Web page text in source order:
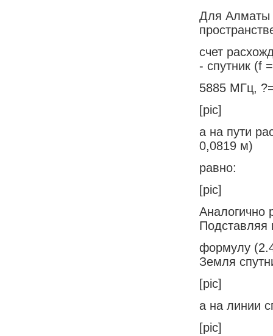
Для Алматы
счет
- спутник (f =
5885 МГц,
[pic]
а на пути
0,0819 м)
равно:
[pic]
Аналогично
Подставляя
формулу
Земля
[pic]
а на линии
[pic]